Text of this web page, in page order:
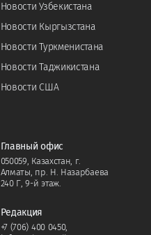
Новости Узбекистана
Новости Кыргызстана
Новости Туркменистана
Новости Таджикистана
Новости США
Главный офис
050059, Казахстан, г.
Алматы, пр. Н. Назарбаева
240 Г, 9-й этаж.
Редакция
+7 (706) 400 0450,